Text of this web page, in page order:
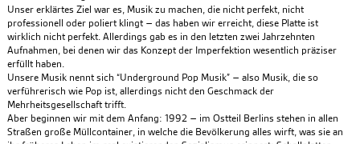
Unser erklärtes Ziel war es, Musik zu machen, die nicht perfekt, nicht
professionell oder poliert klingt – das haben wir erreicht, diese Platte ist
wirklich nicht perfekt. Allerdings gab es in den letzten zwei Jahrzehnten
Aufnahmen, bei denen wir das Konzept der Imperfektion wesentlich präziser
erfüllt haben.
Unsere Musik nennt sich “Underground Pop Musik” – also Musik, die so
verführerisch wie Pop ist, allerdings nicht den Geschmack der
Mehrheitsgesellschaft trifft.
Aber beginnen wir mit dem Anfang: 1992 – im Ostteil Berlins stehen in allen
Straßen große Müllcontainer, in welche die Bevölkerung alles wirft, was sie an